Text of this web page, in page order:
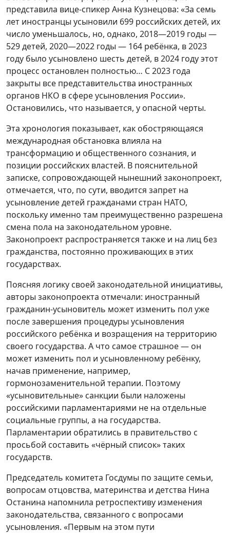
представила вице-спикер Анна Кузнецова: «За семь
лет иностранцы усыновили 699 российских детей, их
число уменьшалось, но, однако, 2018—2019 годы —
529 детей, 2020—2022 годы — 164 ребёнка, в 2023
году было усыновлено шесть детей, в 2024 году этот
процесс остановлен полностью… С 2023 года
закрыты все представительства иностранных
органов НКО в сфере усыновления России».
Остановились, что называется, у опасной черты.
Эта хронология показывает, как обостряющаяся
международная обстановка влияла на
трансформацию и общественного сознания, и
позиции российских властей. В пояснительной
записке, сопровождающей нынешний законопроект,
отмечается, что, по сути, вводится запрет на
усыновление детей гражданами стран НАТО,
поскольку именно там преимущественно разрешена
смена пола на законодательном уровне.
Законопроект распространяется также и на лиц без
гражданства, постоянно проживающих в этих
государствах.
Поясняя логику своей законодательной инициативы,
авторы законопроекта отмечали: иностранный
гражданин-усыновитель может изменить пол уже
после завершения процедуры усыновления
российского ребёнка и возращения на территорию
своего государства. А что самое страшное — он
может изменить пол и усыновленному ребёнку,
начав применение, например,
гормонозаменительной терапии. Поэтому
«усыновительные» санкции были наложены
российскими парламентариями не на отдельные
социальные группы, а на государства.
Парламентарии обратились в правительство с
просьбой составить «чёрный список» таких
государств.
Председатель комитета Госдумы по защите семьи,
вопросам отцовства, материнства и детства Нина
Останина напомнила ретроспективу изменения
законодательства, связанного с вопросами
усыновления. «Первым на этом пути